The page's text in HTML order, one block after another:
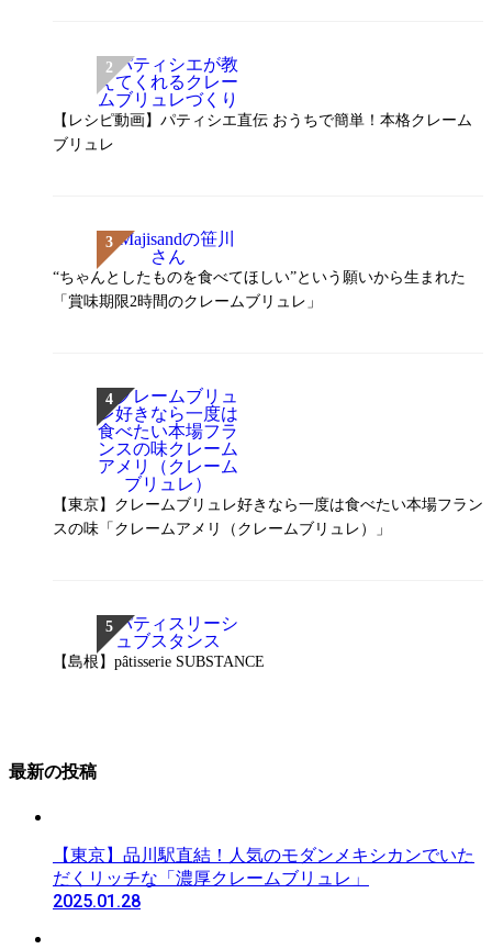
【レシピ動画】パティシエ直伝 おうちで簡単！本格クレーム
ブリュレ
“ちゃんとしたものを食べてほしい”という願いから生まれた
「賞味期限2時間のクレームブリュレ」
【東京】クレームブリュレ好きなら一度は食べたい本場フラン
スの味「クレームアメリ（クレームブリュレ）」
【島根】pâtisserie SUBSTANCE
最新の投稿
【東京】品川駅直結！人気のモダンメキシカンでいた
だくリッチな「濃厚クレームブリュレ」
2025.01.28